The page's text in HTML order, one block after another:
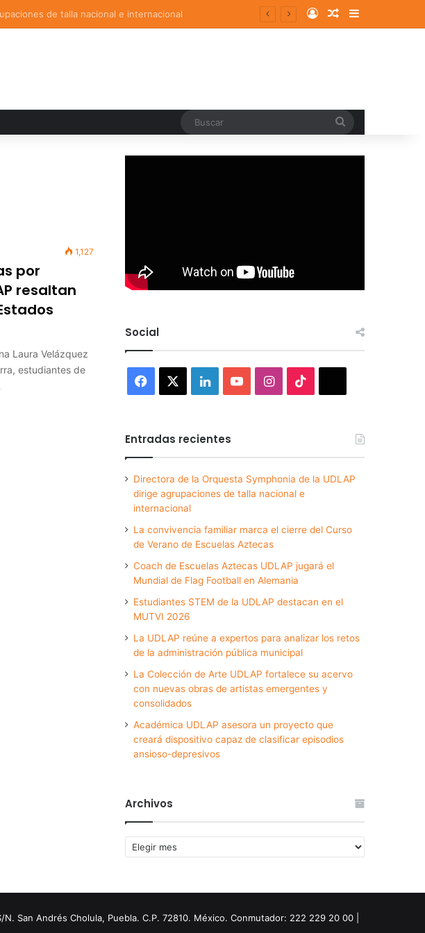
Escuelas Aztecas Log InRandom Article
Sidebar
1,127
por
resaltan
Laura Velázquez
estudiantes de
Social
Facebook LinkedInYouTubeInstagram
Entradas recientes
Directora de la Orquesta Symphonia de la UDLAP
dirige agrupaciones de talla nacional e
internacional
La convivencia familiar marca el cierre del Curso
de Verano de Escuelas Aztecas
Coach de Escuelas Aztecas UDLAP jugará el
Mundial de Flag Football en Alemania
Estudiantes STEM de la UDLAP destacan en el
MUTVI 2026
La UDLAP reúne a expertos para analizar los retos
de la administración pública municipal
La Colección de Arte UDLAP fortalece su acervo
con nuevas obras de artistas emergentes y
consolidados
Académica UDLAP asesora un proyecto que
creará dispositivo capaz de clasificar episodios
ansioso-depresivos
Archivos
Archivos
San Andrés Cholula, Puebla. C.P. 72810. México. Conmutador: 222 229 20 00 |